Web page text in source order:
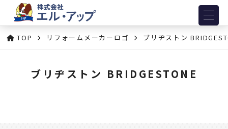
TOP リフォームメーカーロゴ ブリヂストン
ブリヂストン BRIDGESTONE